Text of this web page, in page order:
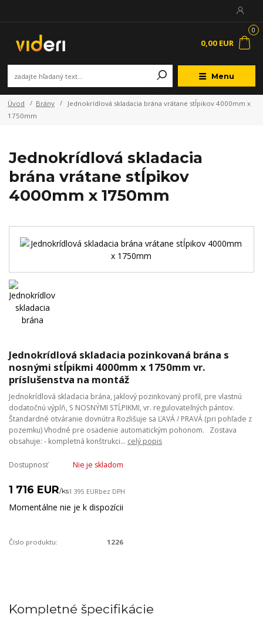
Menu
0
0,00 EUR
Úvod Brány
Jednokrídlová skladacia brána vrátane stĺpikov 4000mm x
1750mm
Jednokrídlová skladacia
brána vrátane stĺpikov
4000mm x 1750mm
Jednokrídlová skladacia pozinkovaná brána s
nosnými stĺpikmi 4000mm x 1750mm vr.
príslušenstva na montáž
Jednokrídlová skladacia brána, jaklový pozinkovaný profil, pre vlastnú
dodatočnú výplň, S NOSNÝMI STĹPIKMI, vr. regulovateľných pántov.
Štandardné otváranie dovnútra Rozlišuje sa ĽAVÁ / PRAVÁ (pri pohľade z
pozemku) Vhodné pre osadenie automatickým pohonom. Zostava
obsahuje: - kompletná konštrukci... celý popis
Dostupnosť Nie je skladom
1 716 EUR/ks1 395 EURbez DPH
Momentálne nie je k dispozícii
Číslo produktu: 1226
Kompletné špecifikácie